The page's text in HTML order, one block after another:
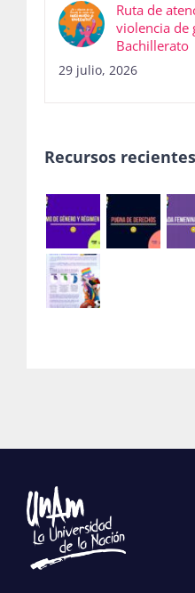
Ruta de
violencia de
Bachillerato
29 julio, 2026
Recursos recientes